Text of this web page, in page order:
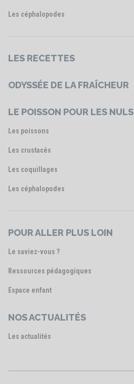
Les céphalopodes
LES RECETTES
ODYSSÉE DE LA FRAÎCHEUR
LE POISSON POUR LES NULS
Les poissons
Les crustacés
Les coquillages
Les céphalopodes
POUR ALLER PLUS LOIN
Le saviez-vous ?
Ressources pédagogiques
Espace enfant
NOS ACTUALITÉS
Les actualités